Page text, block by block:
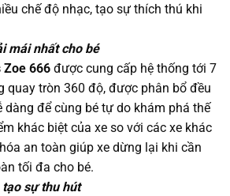
chế độ nhạc, tạo sự thích thú khi
mái nhất cho bé
Zoe 666 được cung cấp hệ thống tới 7
quay tròn 360 độ, được phân bổ đều
dàng để cùng bé tự do khám phá thế
khác biệt của xe so với các xe khác
an toàn giúp xe dừng lại khi cần
tối đa cho bé.
sự thu hút